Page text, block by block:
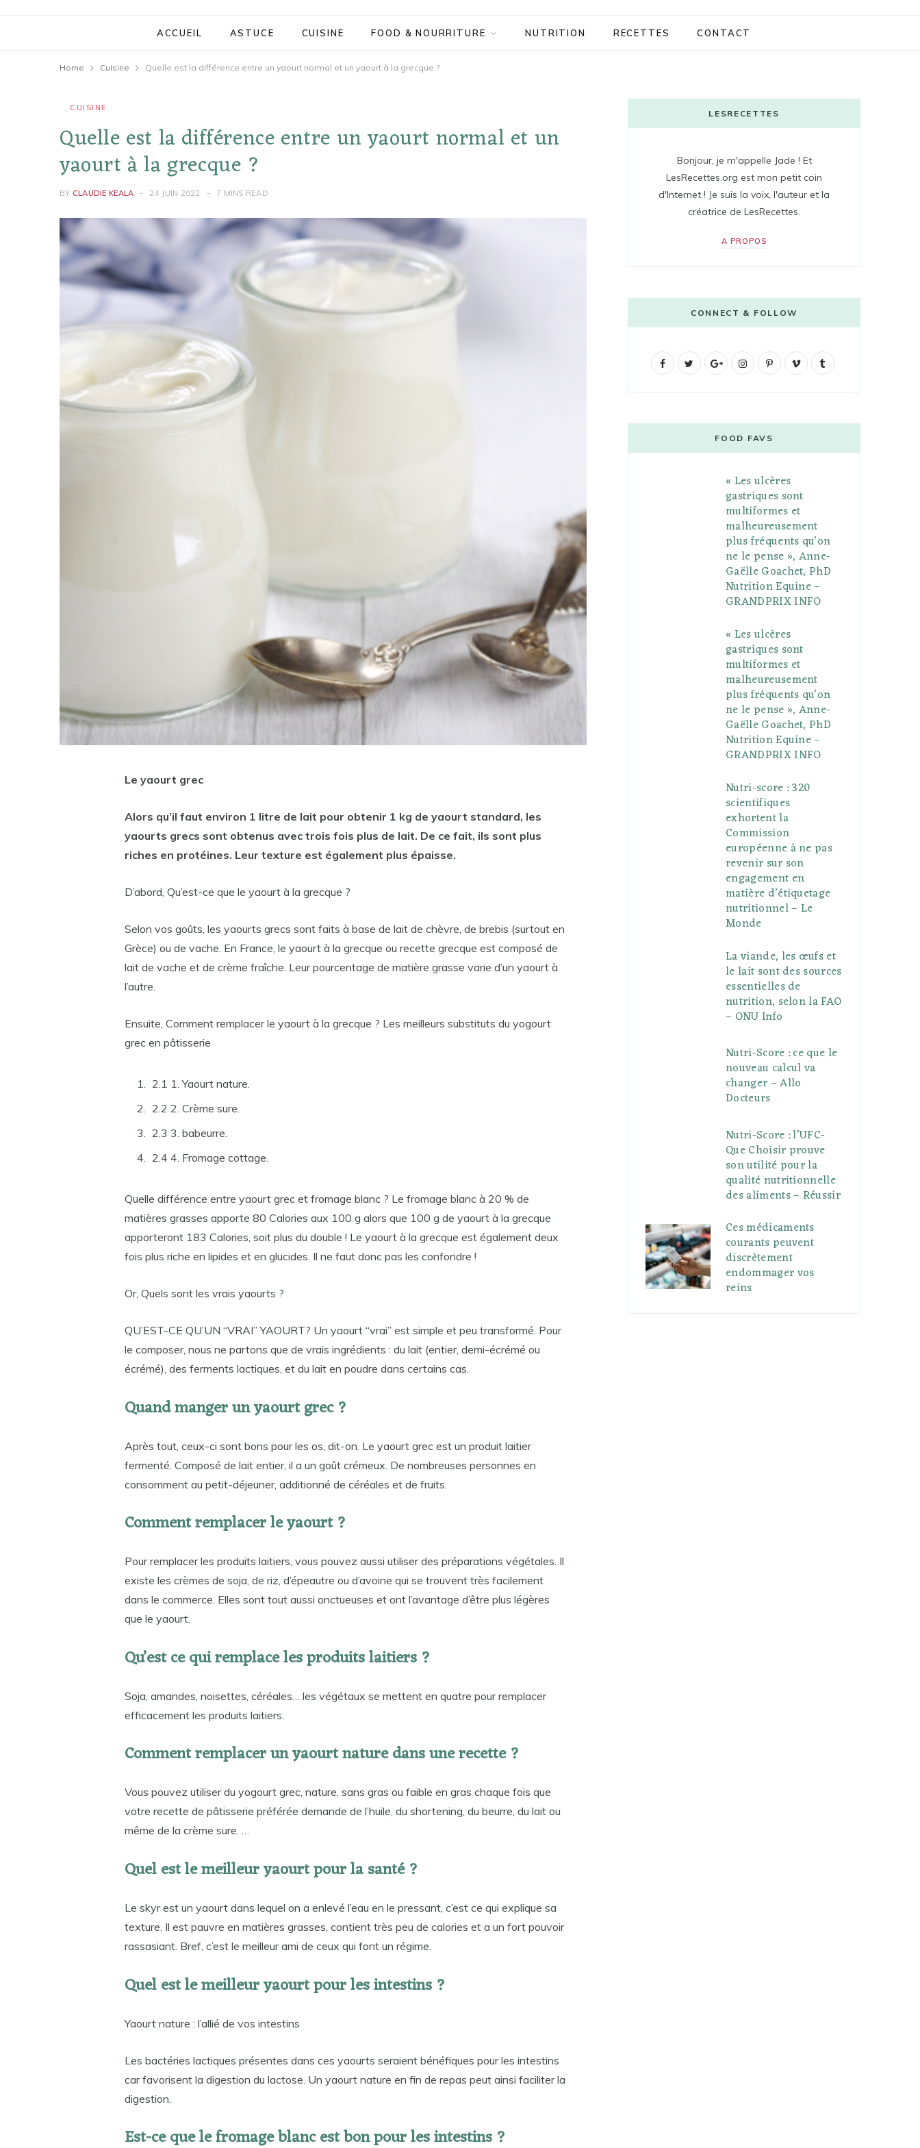
ACCUEIL ASTUCE CUISINE FOOD & NOURRITURE NUTRITION RECETTES CONTACT
Home Cuisine Quelle est la différence entre un yaourt normal et un yaourt à la grecque ?
CUISINE
Quelle est la différence entre un yaourt normal et un
yaourt à la grecque ?
BY CLAUDIE KEALA 24 JUIN 2022 7 MINS READ
Le yaourt grec
Alors qu’il faut environ 1 litre de lait pour obtenir 1 kg de yaourt standard, les
yaourts grecs sont obtenus avec trois fois plus de lait. De ce fait, ils sont plus
riches en protéines. Leur texture est également plus épaisse.
D’abord, Qu’est-ce que le yaourt à la grecque ?
Selon vos goûts, les yaourts grecs sont faits à base de lait de chèvre, de brebis (surtout en
Grèce) ou de vache. En France, le yaourt à la grecque ou recette grecque est composé de
lait de vache et de crème fraîche. Leur pourcentage de matière grasse varie d’un yaourt à
l’autre.
Ensuite, Comment remplacer le yaourt à la grecque ? Les meilleurs substituts du yogourt
grec en pâtisserie
2.1 1. Yaourt nature.
2.2 2. Crème sure.
2.3 3. babeurre.
2.4 4. Fromage cottage.
Quelle différence entre yaourt grec et fromage blanc ? Le fromage blanc à 20 % de
matières grasses apporte 80 Calories aux 100 g alors que 100 g de yaourt à la grecque
apporteront 183 Calories, soit plus du double ! Le yaourt à la grecque est également deux
fois plus riche en lipides et en glucides. Il ne faut donc pas les confondre !
Or, Quels sont les vrais yaourts ?
QU’EST-CE QU’UN “VRAI” YAOURT? Un yaourt “vrai” est simple et peu transformé. Pour
le composer, nous ne partons que de vrais ingrédients : du lait (entier, demi-écrémé ou
écrémé), des ferments lactiques, et du lait en poudre dans certains cas.
Quand manger un yaourt grec ?
Après tout, ceux-ci sont bons pour les os, dit-on. Le yaourt grec est un produit laitier
fermenté. Composé de lait entier, il a un goût crémeux. De nombreuses personnes en
consomment au petit-déjeuner, additionné de céréales et de fruits.
Comment remplacer le yaourt ?
Pour remplacer les produits laitiers, vous pouvez aussi utiliser des préparations végétales. Il
existe les crèmes de soja, de riz, d’épeautre ou d’avoine qui se trouvent très facilement
dans le commerce. Elles sont tout aussi onctueuses et ont l’avantage d’être plus légères
que le yaourt.
Qu’est ce qui remplace les produits laitiers ?
Soja, amandes, noisettes, céréales… les végétaux se mettent en quatre pour remplacer
efficacement les produits laitiers.
Comment remplacer un yaourt nature dans une recette ?
Vous pouvez utiliser du yogourt grec, nature, sans gras ou faible en gras chaque fois que
votre recette de pâtisserie préférée demande de l’huile, du shortening, du beurre, du lait ou
même de la crème sure. …
Quel est le meilleur yaourt pour la santé ?
Le skyr est un yaourt dans lequel on a enlevé l’eau en le pressant, c’est ce qui explique sa
texture. Il est pauvre en matières grasses, contient très peu de calories et a un fort pouvoir
rassasiant. Bref, c’est le meilleur ami de ceux qui font un régime.
Quel est le meilleur yaourt pour les intestins ?
Yaourt nature : l’allié de vos intestins
Les bactéries lactiques présentes dans ces yaourts seraient bénéfiques pour les intestins
car favorisent la digestion du lactose. Un yaourt nature en fin de repas peut ainsi faciliter la
digestion.
Est-ce que le fromage blanc est bon pour les intestins ?
LESRECETTES
Bonjour, je m'appelle Jade ! Et
LesRecettes.org est mon petit coin
d'Internet ! Je suis la voix, l'auteur et la
créatrice de LesRecettes.
A PROPOS
CONNECT & FOLLOW
F
b
t
G
g
l
e
P
u
s
I
t
a
g
r
a
P
e
r
e
s
V
o
l
FOOD FAVS
« Les ulcères
gastriques sont
multiformes et
malheureusement
plus fréquents qu’on
ne le pense », Anne-
Gaëlle Goachet, PhD
Nutrition Equine –
GRANDPRIX INFO
« Les ulcères
gastriques sont
multiformes et
malheureusement
plus fréquents qu’on
ne le pense », Anne-
Gaëlle Goachet, PhD
Nutrition Equine –
GRANDPRIX INFO
Nutri-score : 320
scientifiques
exhortent la
Commission
européenne à ne pas
revenir sur son
engagement en
matière d’étiquetage
nutritionnel – Le
Monde
La viande, les œufs et
le lait sont des sources
essentielles de
nutrition, selon la FAO
– ONU Info
Nutri-Score : ce que le
nouveau calcul va
changer – Allo
Docteurs
Nutri-Score : l’UFC-
Que Choisir prouve
son utilité pour la
qualité nutritionnelle
des aliments – Réussir
Ces médicaments
courants peuvent
discrètement
endommager vos
reins